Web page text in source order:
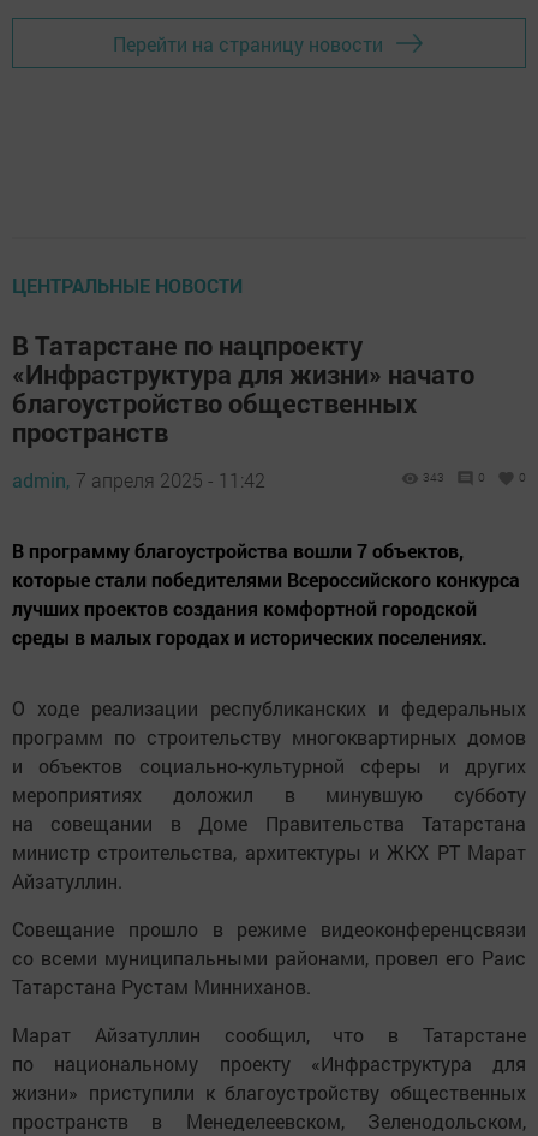
Перейти на страницу новости
ЦЕНТРАЛЬНЫЕ НОВОСТИ
В Татарстане по нацпроекту
«Инфраструктура для жизни» начато
благоустройство общественных
пространств
admin, 7 апреля 2025 - 11:42 343 0 0
В программу благоустройства вошли 7 объектов,
которые стали победителями Всероссийского конкурса
лучших проектов создания комфортной городской
среды в малых городах и исторических поселениях.
О ходе реализации республиканских и федеральных
программ по строительству многоквартирных домов
и объектов социально-культурной сферы и других
мероприятиях доложил в минувшую субботу
на совещании в Доме Правительства Татарстана
министр строительства, архитектуры и ЖКХ РТ Марат
Айзатуллин.
Совещание прошло в режиме видеоконференцсвязи
со всеми муниципальными районами, провел его Раис
Татарстана Рустам Минниханов.
Марат Айзатуллин сообщил, что в Татарстане
по национальному проекту «Инфраструктура для
жизни» приступили к благоустройству общественных
пространств в Менеделеевском, Зеленодольском,